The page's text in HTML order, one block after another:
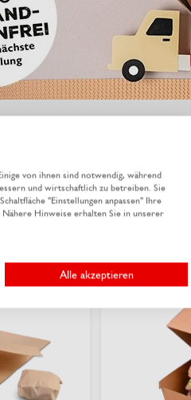
nachhaltig
von ihnen sind notwendig, während
und wirtschaftlich zu betreiben. Sie
"Einstellungen anpassen" Ihre
Hinweise erhalten Sie in unserer
Alle akzeptieren